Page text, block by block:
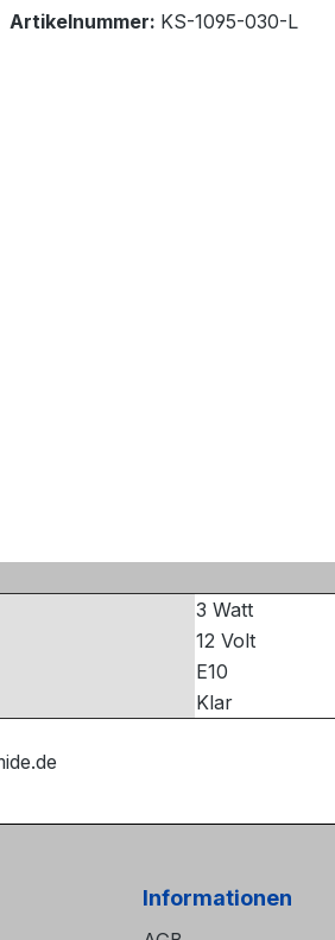
Artikelnummer: KS-1095-030-L
3 Watt
12 Volt
E10
Klar
Informationen